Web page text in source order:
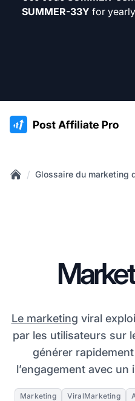
SUMMER-33Y for
:site.title
/ Glossaire du marketing
Le marketing viral
par les utilisateurs sur
générer
l’engagement avec
Marketing ViralMarketing